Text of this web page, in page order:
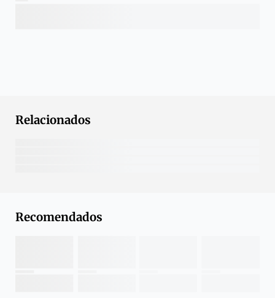
Relacionados
Recomendados